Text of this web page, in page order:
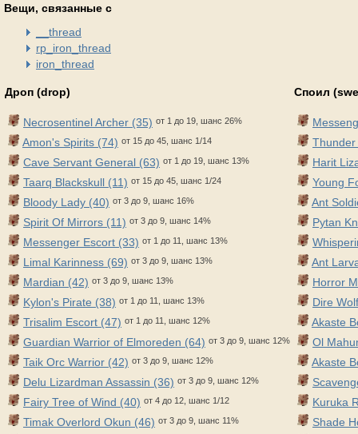
Вещи, связанные с
__thread
rp_iron_thread
iron_thread
Дроп (drop)
Necrosentinel Archer (35) от 1 до 19, шанс 26%
Amon's Spirits (74) от 15 до 45, шанс 1/14
Cave Servant General (63) от 1 до 19, шанс 13%
Taarq Blackskull (11) от 15 до 45, шанс 1/24
Bloody Lady (40) от 3 до 9, шанс 16%
Spirit Of Mirrors (11) от 3 до 9, шанс 14%
Messenger Escort (33) от 1 до 11, шанс 13%
Limal Karinness (69) от 3 до 9, шанс 13%
Mardian (42) от 3 до 9, шанс 13%
Kylon's Pirate (38) от 1 до 11, шанс 13%
Trisalim Escort (47) от 1 до 11, шанс 12%
Guardian Warrior of Elmoreden (64) от 3 до 9, шанс 12%
Taik Orc Warrior (42) от 3 до 9, шанс 12%
Delu Lizardman Assassin (36) от 3 до 9, шанс 12%
Fairy Tree of Wind (40) от 4 до 12, шанс 1/12
Timak Overlord Okun (46) от 3 до 9, шанс 11%
Споил
Harit
Young
Ant
Pytan
Ant
Horror
Dire
Akaste
Ol
Akaste
Kuruka
Shade